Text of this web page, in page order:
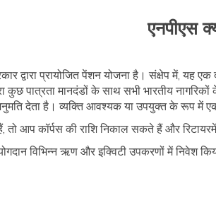
एनपीएस
द्वारा प्रायोजित पेंशन योजना है। संक्षेप में,
कुछ पात्रता मानदंडों के साथ सभी भारतीय
देता है। व्यक्ति आवश्यक या उपयुक्त के रूप में
आप कॉर्पस की राशि निकाल सकते हैं और
विभिन्न ऋण और इक्विटी उपकरणों में निवेश